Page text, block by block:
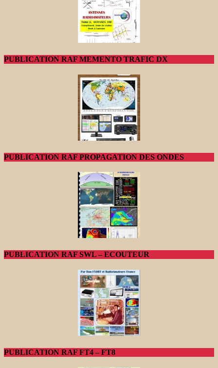
PUBLICATION RAF MEMENTO TRAFIC DX
PUBLICATION RAF PROPAGATION DES ONDES
PUBLICATION RAF SWL – ECOUTEUR
PUBLICATION RAF FT4 – FT8